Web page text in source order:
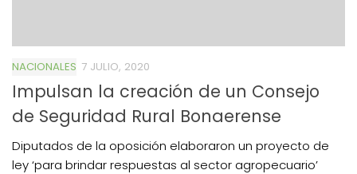
NACIONALES 7 JULIO, 2020
Impulsan la creación de un Consejo
de Seguridad Rural Bonaerense
Diputados de la oposición elaboraron un proyecto de
ley ‘para brindar respuestas al sector agropecuario’